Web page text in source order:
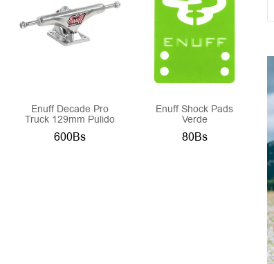
Enuff Decade Pro
Truck 129mm Pulido
600Bs
Enuff Shock Pads
Verde
80Bs